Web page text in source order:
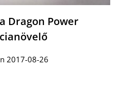
Dragon Power
2017-08-26